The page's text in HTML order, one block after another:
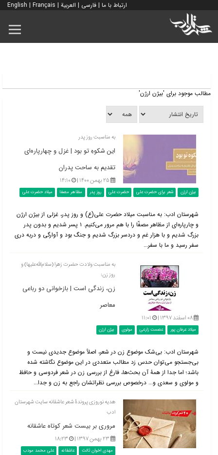
ارتباط با ما | فارسی | العربية |
English | Français
مطالب موجود برای 'بیژن ارژن'
به مناسبت روز پدر
این شکوهِ تو بود | غزل و چهارپاره‌ای
تقدیم به ساحت پدران
۲۵ بهمن ۱۴۰۰ | ۱۴:۱۰
بیژن ارژن شعر برای حضرت علی حضرت علی روز پدر مظاهر مصفا میلاد حضرت علی
شهرستان ادب: به مناسبت میلاد حضرت علی(ع) و روز پدر، غزلی از بیژن ارژن
و چارپاره‌ای از مظاهر مصفّا را با هم مرور می‌کنیم. ۱ پسر شدیم و بدون پدر
بزرگ شدیم و با هزار غم و دردسر بزرگ شدیم و جنگ بود و آوارگی و دربه دری
سفر رسید و ما با سفر...
به مناسبت ولادت حضرت زهرا (سلام‌الله‌علیها) و
روز زن:
زن، زندگی است | بازخوانی دو رباعی
معاصر
۰۸ اسفند ۱۳۹۷ | ۱۱:۰۱
میلاد عرفان پور عصمت زارعی مولوی بیژن ارژن
شهرستان ادب: بی‌شک موضوع زن در شعر، اصلاً موضوع جدیدی نیست و
بی‌جستجو می‌توان حدس زد مطالب متعددی در این موضوع نگاشته شده
باشد؛ اما جدا از همۀ آن بحث‌ها، فارغ از بررسی زن در شعر فردوسی و حافظ
و مولوی و سعدی و... درخصوص بررسی نظراتشان راجع به زن و جدا...
هدیه نوروزی پروندۀ شعر عاشقانه سایت شهرستان
ادب
مروری بر بیست شعر کوتاه عاشقانه
۲۳ بهمن ۱۳۹۷ | ۱۸:۲۳
مهدی اخوان ثالث عاشقانه
علی محمد مودب